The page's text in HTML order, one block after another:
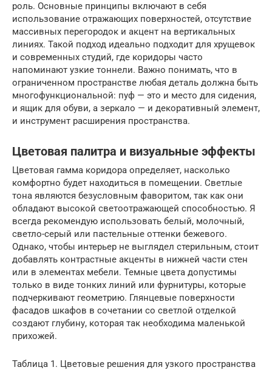
роль. Основные принципы включают в себя
использование отражающих поверхностей, отсутствие
массивных перегородок и акцент на вертикальных
линиях. Такой подход идеально подходит для хрущевок
и современных студий, где коридоры часто
напоминают узкие тоннели. Важно понимать, что в
ограниченном пространстве любая деталь должна быть
многофункциональной: пуф — это и место для сидения,
и ящик для обуви, а зеркало — и декоративный элемент,
и инструмент расширения пространства.
Цветовая палитра и визуальные эффекты
Цветовая гамма коридора определяет, насколько
комфортно будет находиться в помещении. Светлые
тона являются безусловным фаворитом, так как они
обладают высокой светоотражающей способностью. Я
всегда рекомендую использовать белый, молочный,
светло-серый или пастельные оттенки бежевого.
Однако, чтобы интерьер не выглядел стерильным, стоит
добавлять контрастные акценты в нижней части стен
или в элементах мебели. Темные цвета допустимы
только в виде тонких линий или фурнитуры, которые
подчеркивают геометрию. Глянцевые поверхности
фасадов шкафов в сочетании со светлой отделкой
создают глубину, которая так необходима маленькой
прихожей.
Таблица 1. Цветовые решения для узкого пространства